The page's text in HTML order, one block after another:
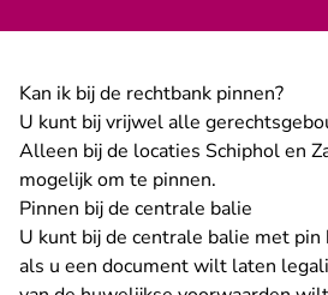
Kan ik bij de rechtbank pinnen?
U kunt bij vrijwel alle
Alleen bij de locaties Schiphol en
mogelijk om te pinnen.
Pinnen bij de centrale balie
U kunt bij de centrale balie met
als u een document wilt laten